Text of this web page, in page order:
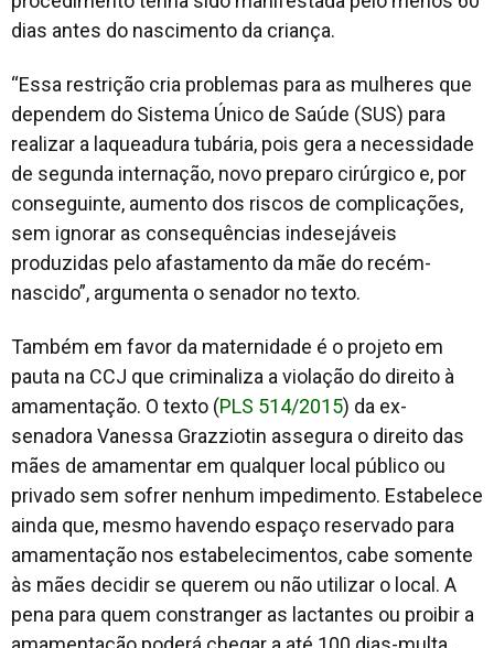
dias antes do nascimento da criança.
“Essa restrição cria problemas para as mulheres que
dependem do Sistema Único de Saúde (SUS) para
realizar a laqueadura tubária, pois gera a necessidade
de segunda internação, novo preparo cirúrgico e, por
conseguinte, aumento dos riscos de complicações,
sem ignorar as consequências indesejáveis
produzidas pelo afastamento da mãe do recém-
nascido”, argumenta o senador no texto.
Também em favor da maternidade é o projeto em
pauta na CCJ que criminaliza a violação do direito à
amamentação. O texto (PLS 514/2015) da ex-
senadora Vanessa Grazziotin assegura o direito das
mães de amamentar em qualquer local público ou
privado sem sofrer nenhum impedimento. Estabelece
ainda que, mesmo havendo espaço reservado para
amamentação nos estabelecimentos, cabe somente
às mães decidir se querem ou não utilizar o local. A
pena para quem constranger as lactantes ou proibir a